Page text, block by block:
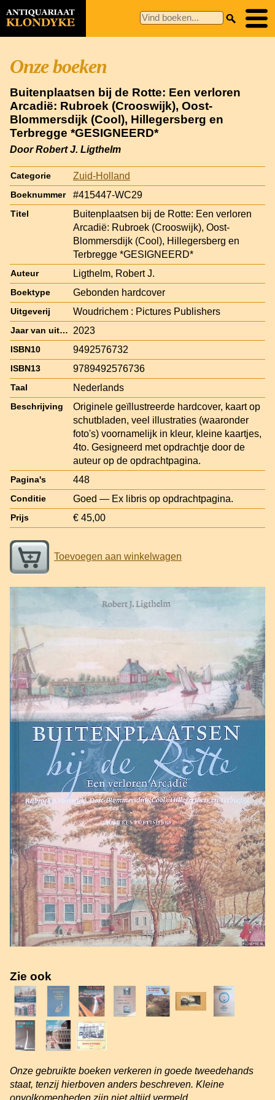
Onze boeken
Buitenplaatsen bij de Rotte: Een verloren
Arcadië: Rubroek (Crooswijk), Oost-
Blommersdijk (Cool), Hillegersberg en
Terbregge *GESIGNEERD*
Door Robert J. Ligthelm
Categorie Zuid-Holland
Boeknummer #415447-WC29
Titel
Buitenplaatsen bij de Rotte: Een verloren
Arcadië: Rubroek (Crooswijk), Oost-
Blommersdijk (Cool), Hillegersberg en
Terbregge *GESIGNEERD*
Auteur Ligthelm, Robert J.
Boektype Gebonden hardcover
Uitgeverij Woudrichem : Pictures Publishers
Jaar van uitgave 2023
ISBN10 9492576732
ISBN13 9789492576736
Taal Nederlands
Beschrijving
Originele geïllustreerde hardcover, kaart op
schutbladen, veel illustraties (waaronder
foto's) voornamelijk in kleur, kleine kaartjes,
4to. Gesigneerd met opdrachtje door de
auteur op de opdrachtpagina.
Pagina's 448
Conditie Goed — Ex libris op opdrachtpagina.
Prijs € 45,00
Toevoegen aan winkelwagen
Zie ook
Onze gebruikte boeken verkeren in goede tweedehands
staat, tenzij hierboven anders beschreven. Kleine